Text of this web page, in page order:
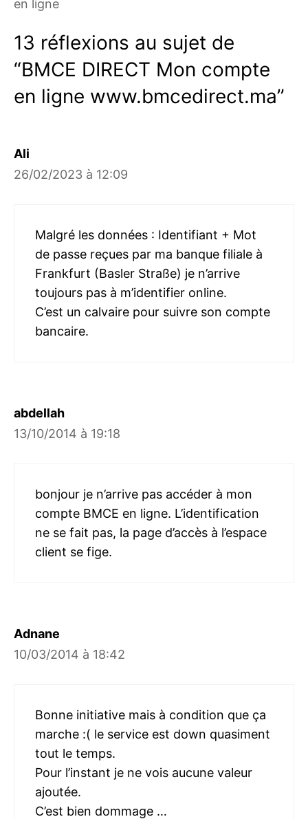
en ligne
13 réflexions au sujet de
“BMCE DIRECT Mon compte
en ligne www.bmcedirect.ma”
Ali
26/02/2023 à 12:09
Malgré les données : Identifiant + Mot
de passe reçues par ma banque filiale à
Frankfurt (Basler Straße) je n’arrive
toujours pas à m’identifier online.
C’est un calvaire pour suivre son compte
bancaire.
abdellah
13/10/2014 à 19:18
bonjour je n’arrive pas accéder à mon
compte BMCE en ligne. L’identification
ne se fait pas, la page d’accès à l’espace
client se fige.
Adnane
10/03/2014 à 18:42
Bonne initiative mais à condition que ça
marche :( le service est down quasiment
tout le temps.
Pour l’instant je ne vois aucune valeur
ajoutée.
C’est bien dommage …